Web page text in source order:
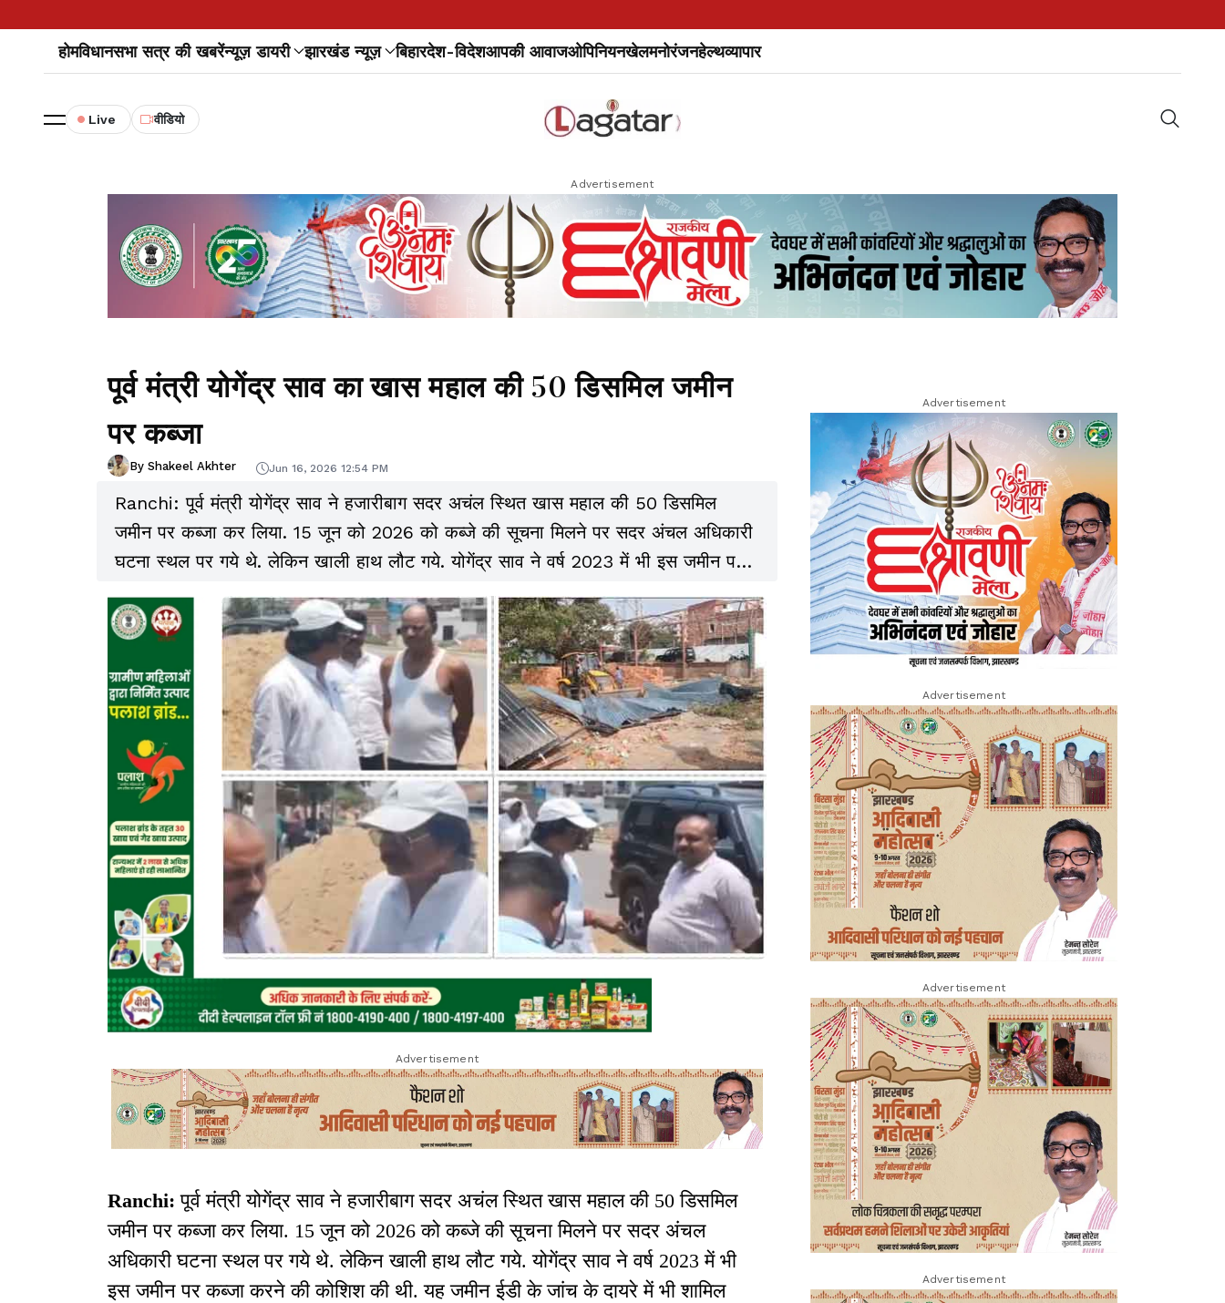
होमविधानसभा सत्र की खबरेंन्यूज़ डायरी झारखंड न्यूज़ बिहारदेश-विदेशआपकी आवाजओपिनियनखेलमनोरंजनहेल्थव्यापार
Live वीडियो
Advertisement
पूर्व मंत्री योगेंद्र साव का खास महाल की 50 डिसमिल जमीन
पर कब्जा
By Shakeel Akhter Jun 16, 2026 12:54 PM
Ranchi: पूर्व मंत्री योगेंद्र साव ने हजारीबाग सदर अचंल स्थित खास महाल की 50 डिसमिल
जमीन पर कब्जा कर लिया. 15 जून को 2026 को कब्जे की सूचना मिलने पर सदर अंचल अधिकारी
घटना स्थल पर गये थे. लेकिन खाली हाथ लौट गये. योगेंद्र साव ने वर्ष 2023 में भी इस जमीन पर
कब्जा करने की कोशिश की थी. यह जमीन ईडी के जांच के दायरे में भी शामिल है.
Advertisement
Ranchi:पूर्व मंत्री योगेंद्र साव ने हजारीबाग सदर अचंल स्थित खास महाल की 50 डिसमिल
जमीन पर कब्जा कर लिया. 15 जून को 2026 को कब्जे की सूचना मिलने पर सदर अंचल
अधिकारी घटना स्थल पर गये थे. लेकिन खाली हाथ लौट गये. योगेंद्र साव ने वर्ष 2023 में भी
इस जमीन पर कब्जा करने की कोशिश की थी. यह जमीन ईडी के जांच के दायरे में भी शामिल
Advertisement
Advertisement
Advertisement
Advertisement